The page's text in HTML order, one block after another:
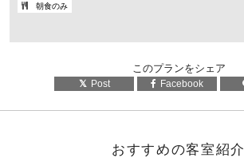
朝食のみ
このプランをシェア
Post Facebook
おすすめの客室紹介